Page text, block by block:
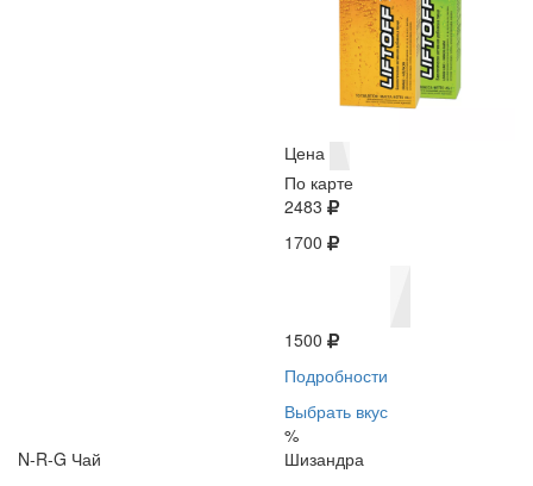
Цена
По карте
2483
1700
1500
Подробности
Выбрать вкус
%
N-R-G Чай
Шизандра